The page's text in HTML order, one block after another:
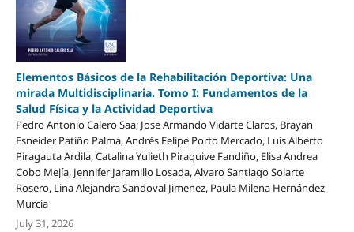
Elementos Básicos de la Rehabilitación Deportiva: Una
mirada Multidisciplinaria. Tomo I: Fundamentos de la
Salud Física y la Actividad Deportiva
Pedro Antonio Calero Saa; Jose Armando Vidarte Claros, Brayan
Esneider Patiño Palma, Andrés Felipe Porto Mercado, Luis Alberto
Piragauta Ardila, Catalina Yulieth Piraquive Fandiño, Elisa Andrea
Cobo Mejía, Jennifer Jaramillo Losada, Alvaro Santiago Solarte
Rosero, Lina Alejandra Sandoval Jimenez, Paula Milena Hernández
Murcia
July 31, 2026